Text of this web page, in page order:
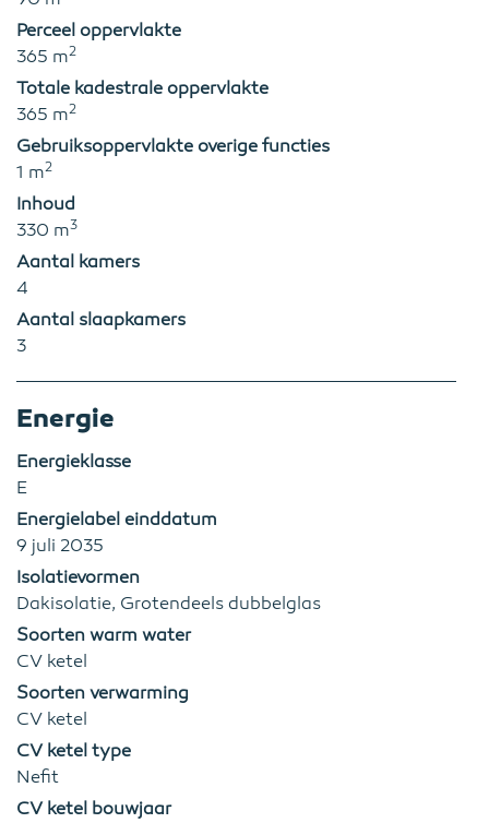
Perceel oppervlakte
365 m2
Totale kadestrale oppervlakte
365 m2
Gebruiksoppervlakte overige functies
1 m2
Inhoud
330 m3
Aantal kamers
4
Aantal slaapkamers
3
Energie
Energieklasse
E
Energielabel einddatum
9 juli 2035
Isolatievormen
Dakisolatie, Grotendeels dubbelglas
Soorten warm water
CV ketel
Soorten verwarming
CV ketel
CV ketel type
Nefit
CV ketel bouwjaar